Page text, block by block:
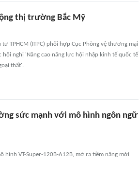
thị trường Bắc Mỹ
TPHCM (ITPC) phối hợp Cục Phòng vệ thương mại
nghị 'Nâng cao năng lực hội nhập kinh tế quốc tế
thất'.
sức mạnh với mô hình ngôn ngữ
VT-Super-120B-A12B, mở ra tiềm năng mới